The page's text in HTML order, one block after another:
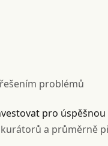
problémů
pro
a průměrně